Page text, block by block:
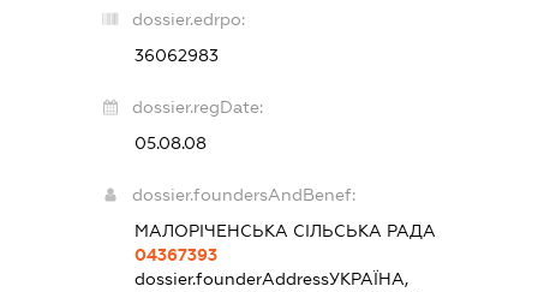
dossier.edrpo:
36062983
dossier.regDate:
05.08.08
dossier.foundersAndBenef:
МАЛОРІЧЕНСЬКА СІЛЬСЬКА РАДА
04367393
dossier.founderAddressУКРАЇНА,